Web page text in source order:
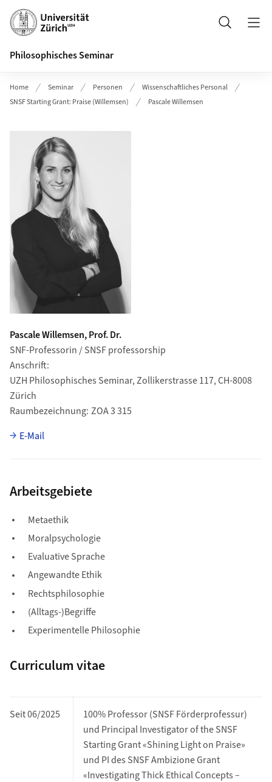
Header
Suche
Philosophisches Seminar
Home Seminar Personen
Wissenschaftliches Personal
SNSF Starting Grant: Praise (Willemsen)
Pascale Willemsen
Pascale Willemsen, Prof. Dr.
SNF-Professorin / SNSF professorship
Anschrift
UZH Philosophisches Seminar, Zollikerstrasse 117, CH-8008
Zürich
Raumbezeichnung ZOA 3 315
E-Mail
Arbeitsgebiete
Metaethik
Moralpsychologie
Evaluative Sprache
Angewandte Ethik
Rechtsphilosophie
(Alltags-)Begriffe
Experimentelle Philosophie
Curriculum vitae
Seit 06/2025
100% Professor (SNSF Förderprofessur)
und Principal Investigator of the SNSF
Starting Grant «Shining Light on Praise»
und PI des SNSF Ambizione Grant
«Investigating Thick Ethical Concepts –